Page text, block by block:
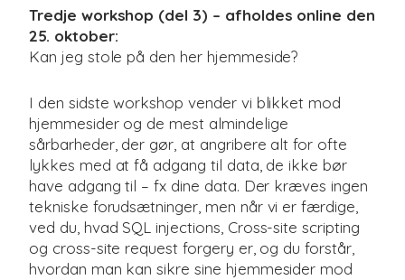
Tredje workshop (del 3) – afholdes online den
25. oktober:
Kan jeg stole på den her hjemmeside?
I den sidste workshop vender vi blikket mod
hjemmesider og de mest almindelige
sårbarheder, der gør, at angribere alt for ofte
lykkes med at få adgang til data, de ikke bør
have adgang til – fx dine data. Der kræves ingen
tekniske forudsætninger, men når vi er færdige,
ved du, hvad SQL injections, Cross-site scripting
og cross-site request forgery er, og du forstår,
hvordan man kan sikre sine hjemmesider mod